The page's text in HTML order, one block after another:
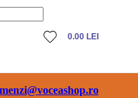
0.00 LEI